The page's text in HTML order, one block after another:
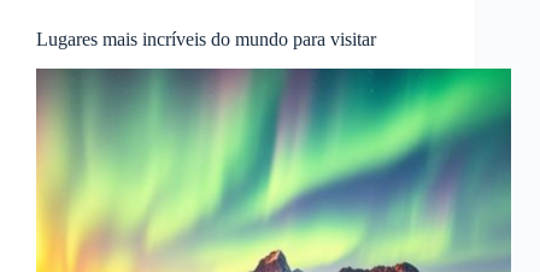
Lugares mais incríveis do mundo para visitar